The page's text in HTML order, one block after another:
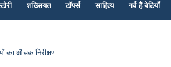
शख्सियत टॉपर्स साहित्य गर्व हैं बेटियाँ
का औचक निरीक्षण